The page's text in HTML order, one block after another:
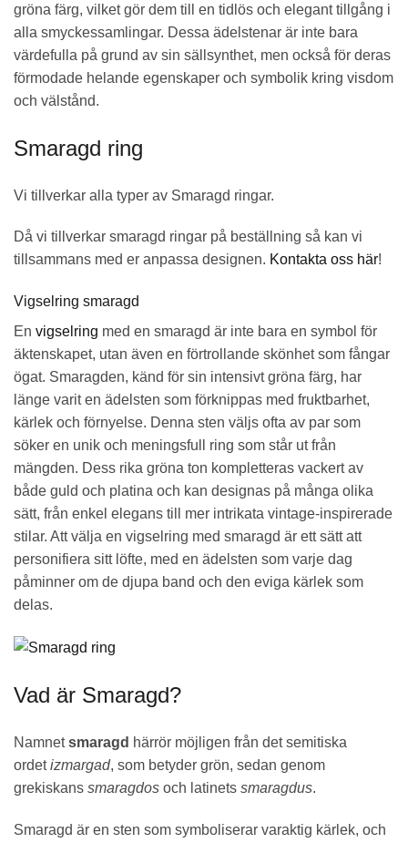
gröna färg, vilket gör dem till en tidlös och elegant tillgång i
alla smyckessamlingar. Dessa ädelstenar är inte bara
värdefulla på grund av sin sällsynthet, men också för deras
förmodade helande egenskaper och symbolik kring visdom
och välstånd.
Smaragd ring
Vi tillverkar alla typer av Smaragd ringar.
Då vi tillverkar smaragd ringar på beställning så kan vi
tillsammans med er anpassa designen. Kontakta oss här!
Vigselring smaragd
En vigselring med en smaragd är inte bara en symbol för
äktenskapet, utan även en förtrollande skönhet som fångar
ögat. Smaragden, känd för sin intensivt gröna färg, har
länge varit en ädelsten som förknippas med fruktbarhet,
kärlek och förnyelse. Denna sten väljs ofta av par som
söker en unik och meningsfull ring som står ut från
mängden. Dess rika gröna ton kompletteras vackert av
både guld och platina och kan designas på många olika
sätt, från enkel elegans till mer intrikata vintage-inspirerade
stilar. Att välja en vigselring med smaragd är ett sätt att
personifiera sitt löfte, med en ädelsten som varje dag
påminner om de djupa band och den eviga kärlek som
delas.
Vad är Smaragd?
Namnetsmaragd härrör möjligen från det semitiska
ordetizmargad, som betyder grön, sedan genom
grekiskans smaragdos och latinets smaragdus.
Smaragd är en sten som symboliserar varaktig kärlek, och